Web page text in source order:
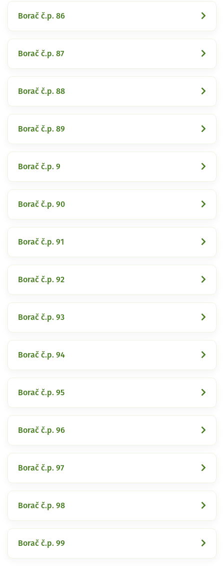
Borač č.p. 86
Borač č.p. 87
Borač č.p. 88
Borač č.p. 89
Borač č.p. 9
Borač č.p. 90
Borač č.p. 91
Borač č.p. 92
Borač č.p. 93
Borač č.p. 94
Borač č.p. 95
Borač č.p. 96
Borač č.p. 97
Borač č.p. 98
Borač č.p. 99